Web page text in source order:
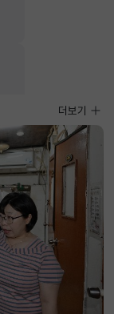
사진뉴스
더보기